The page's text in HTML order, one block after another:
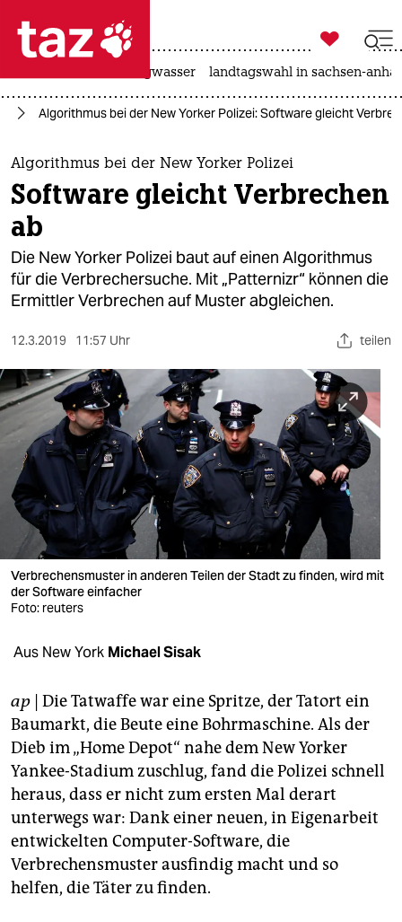
 taz zahl ich
taz zahl ich
themen
politik
öko
gesellschaft
sport
berlin
nord
wahrheit
verlag
verlag
veranstaltungen
unterstützen
abo
genossenschaft
epaper login

taz zahl ich
niedrigwasser landtagswahl in sachsen-
Algorithmus bei der New Yorker Polizei: Software gleicht
Algorithmus bei der New Yorker Polizei
Software gleicht Verbrechen
ab
Die New Yorker Polizei baut auf einen Algorithmus
für die Verbrechersuche. Mit „Patternizr“ können die
Ermittler Verbrechen auf Muster abgleichen.
12.3.2019 11:57 Uhr teilen
Verbrechensmuster in anderen Teilen der Stadt zu finden, wird mit
der Software einfacher
Foto: reuters
Aus New York Michael Sisak
ap | Die Tatwaffe war eine Spritze, der Tatort ein
Baumarkt, die Beute eine Bohrmaschine. Als der
Dieb im „Home Depot“ nahe dem New Yorker
Yankee-Stadium zuschlug, fand die Polizei schnell
heraus, dass er nicht zum ersten Mal derart
unterwegs war: Dank einer neuen, in Eigenarbeit
entwickelten Computer-Software, die
Verbrechensmuster ausfindig macht und so
helfen, die Täter zu finden.